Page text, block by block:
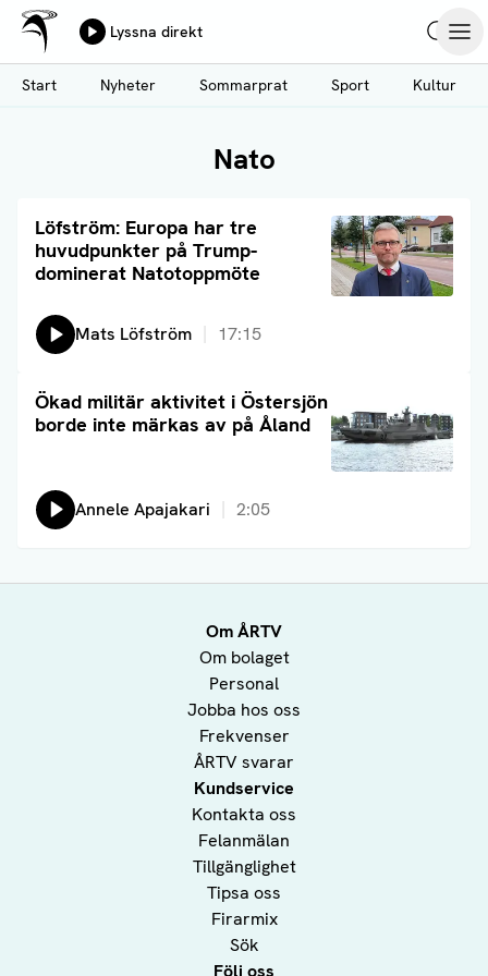
Hoppa
till
huvudinnehåll
Ålands Radio & TV
Lyssna direkt
Start
Nyheter Sommarprat Sport Kultur
Nato
Löfström: Europa har tre
huvudpunkter på Trump-
dominerat Natotoppmöte
Läs artikel
Lyssna på:
Mats Löfström 17:15
Ökad militär aktivitet i Östersjön
borde inte märkas av på Åland
Läs artikel
Lyssna på:
Annele Apajakari 2:05
Om ÅRTV
Om bolaget
Personal
Jobba hos oss
Frekvenser
ÅRTV svarar
Kundservice
Kontakta oss
Felanmälan
Tillgänglighet
Tipsa oss
Firarmix
Sök
Följ oss